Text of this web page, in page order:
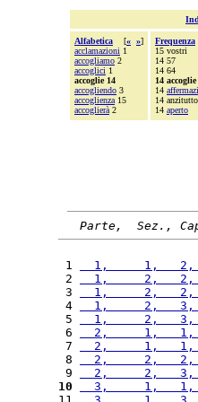
Alfabetica [« »]
acclamazioni 1
accogliamo 2
accoglici 1
accoglie 14
accogliendo 3
accoglienza 15
accoglierà 2
Frequenza
15 vostri
14 57
14 64
14 accoglie
14
14 anzitutto
14 aperto
Parte,  Sez.,
1
1,     1,   2,
2
1,     2,   2,
3
1,     2,   2,
4
1,     2,   3,
5
1,     2,   3,
6
2,     1,   1,
7
2,     1,   1,
8
2,     2,   2,
9
2,     2,   3,
10
3,     1,   1,